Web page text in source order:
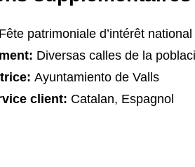
Fête patrimoniale d’intérêt national
Diversas calles de la
Ayuntamiento de Valls
client: Catalan, Espagnol